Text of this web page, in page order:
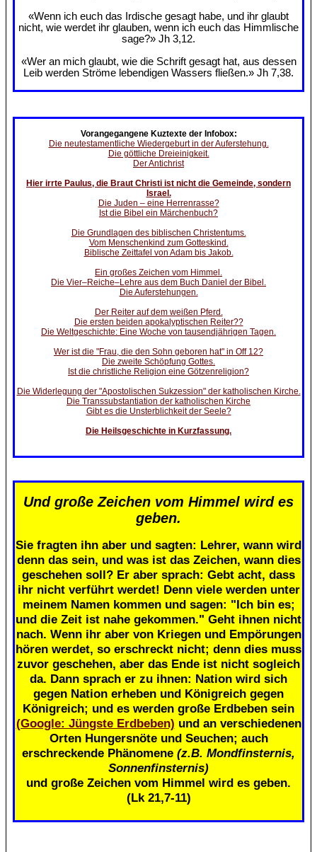
«Wenn ich euch das Irdische gesagt habe, und ihr glaubt
nicht, wie werdet ihr glauben, wenn ich euch das Himmlische
sage?» Jh 3,12.
«Wer an mich glaubt, wie die Schrift gesagt hat, aus dessen
Leib werden Ströme lebendigen Wassers fließen.» Jh 7,38.
Vorangegangene Kuztexte der Infobox:
Die neutestamentliche Wiedergeburt in der Auferstehung.
Die göttliche Dreieinigkeit.
Der Antichrist
Hier irrte Paulus, die Braut Christi ist nicht die Gemeinde, sondern
Israel.
Die Juden – eine Herrenrasse?
Ist die Bibel ein Märchenbuch?
Die Grundlagen des biblischen Christentums.
Vom Menschenkind zum Gotteskind.
Biblische Zeittafel von Adam bis Jakob.
Ein großes Zeichen vom Himmel.
Die Vier–Reiche–Lehre aus dem Buch Daniel der Bibel.
Die Auferstehungen.
Der Reiter auf dem weißen Pferd.
Die ersten beiden apokalyptischen Reiter??
Die Weltgeschichte: Eine Woche von tausendjährigen Tagen.
Wer ist die "Frau, die den Sohn geboren hat" in Off 12?
Die zweite Schöpfung Gottes.
Ist die christliche Religion eine Götzenreligion?
Die Widerlegung der "Apostolischen Sukzession" der katholischen Kirche.
Die Transsubstantiation der katholischen Kirche
Gibt es die Unsterblichkeit der Seele?
Die Heilsgeschichte in Kurzfassung.
Und große Zeichen vom Himmel wird es
geben.
Sie fragten ihn aber und sagten: Lehrer, wann wird
denn das sein, und was ist das Zeichen, wann dies
geschehen soll? Er aber sprach: Gebt acht, dass
ihr nicht verführt werdet! Denn viele werden unter
meinem Namen kommen und sagen: "Ich bin es;
und die Zeit ist nahe gekommen." Geht ihnen nicht
nach. Wenn ihr aber von Kriegen und Empörungen
hören werdet, so erschreckt nicht; denn dies muss
zuvor geschehen, aber das Ende ist nicht sogleich
da. Dann sprach er zu ihnen: Nation wird sich
gegen Nation erheben und Königreich gegen
Königreich; und es werden große Erdbeben sein
(Google: Jüngste Erdbeben) und an verschiedenen
Orten Hungersnöte und Seuchen; auch
erschreckende Phänomene (z.B. Mondfinsternis,
Sonnenfinsternis)
und große Zeichen vom Himmel wird es geben.
(Lk 21,7-11)